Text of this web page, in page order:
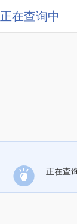
正在查询中
正在查